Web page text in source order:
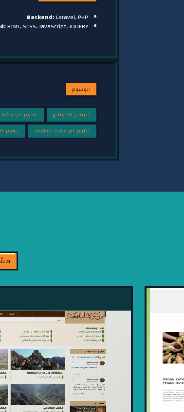
Backend:Laravel, PHP
HTML, SCSS, JavaScript, JQUERY
الوسوم
تصميم المواقع
تطوير الواجهة
تطوير الواجهة الخلفية
تطوير